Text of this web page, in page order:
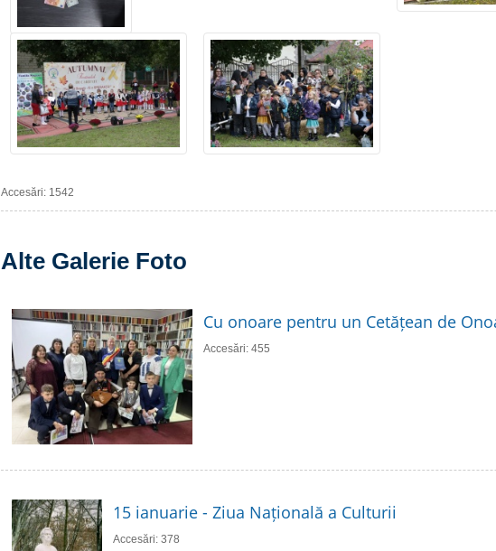
Accesări: 1542
Alte Galerie Foto
Cu onoare pentru un Cetățean de
Accesări: 455
15 ianuarie - Ziua Națională a Culturii
Accesări: 378